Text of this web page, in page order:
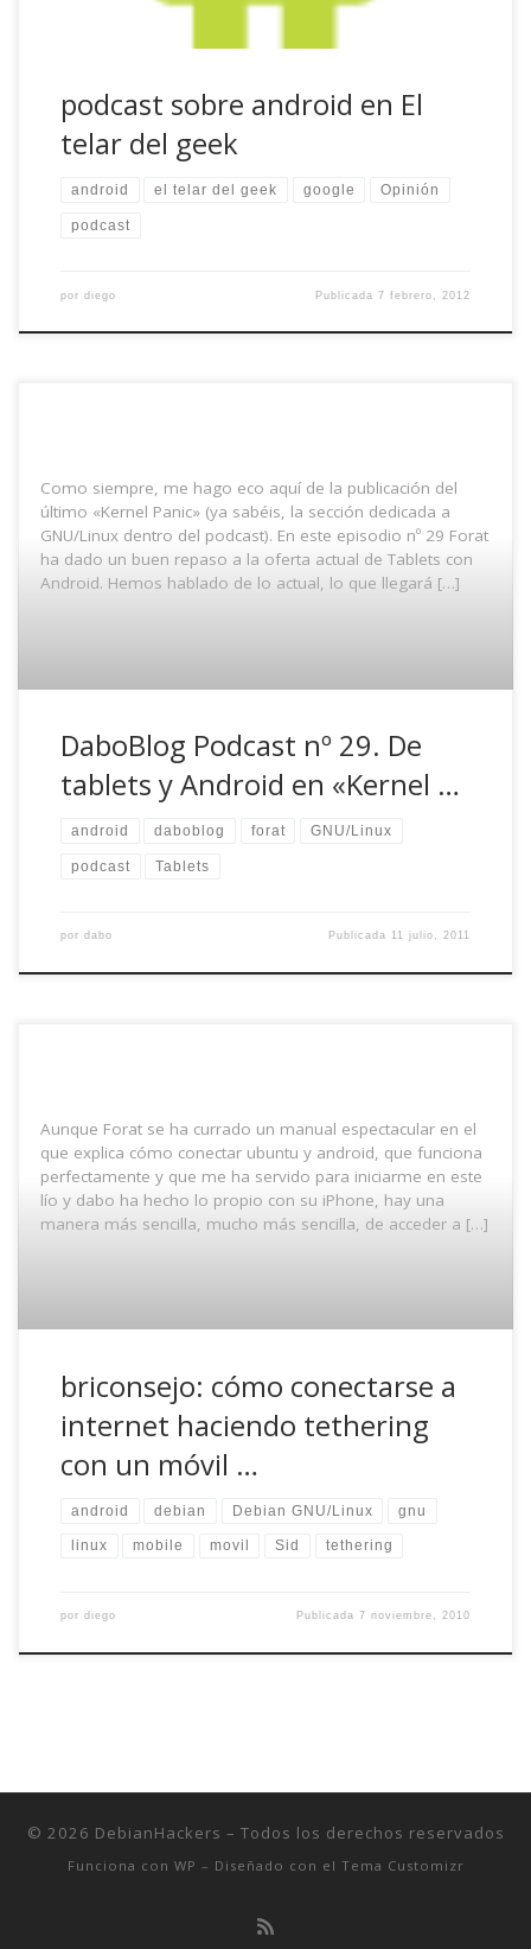
podcast sobre android en El
telar del geek
android el telar del geek google Opinión
podcast
por diego Publicada7 febrero, 2012
Como siempre, me hago eco aquí de la publicación del
último «Kernel Panic» (ya sabéis, la sección dedicada a
GNU/Linux dentro del podcast). En este episodio nº 29 Forat
ha dado un buen repaso a la oferta actual de Tablets con
Android. Hemos hablado de lo actual, lo que llegará […]
DaboBlog Podcast nº 29. De
tablets y Android en «Kernel …
android daboblog forat GNU/Linux
podcast Tablets
por dabo Publicada 11 julio, 2011
Aunque Forat se ha currado un manual espectacular en el
que explica cómo conectar ubuntu y android, que funciona
perfectamente y que me ha servido para iniciarme en este
lío y dabo ha hecho lo propio con su iPhone, hay una
manera más sencilla, mucho más sencilla, de acceder a […]
briconsejo: cómo conectarse a
internet haciendo tethering
con un móvil …
android debian Debian GNU/Linux gnu
linux mobile movil Sid tethering
por diego Publicada7 noviembre, 2010
© 2026 DebianHackers – Todos los derechos reservados
Funciona con WP – Diseñado con el Tema Customizr